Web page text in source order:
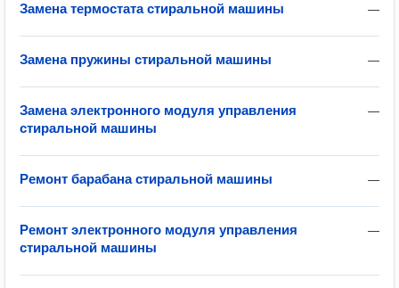
—
Замена термостата стиральной машины
—
Замена пружины стиральной машины
—
Замена электронного модуля управления
стиральной машины
—
Ремонт барабана стиральной машины
—
Ремонт электронного модуля управления
стиральной машины